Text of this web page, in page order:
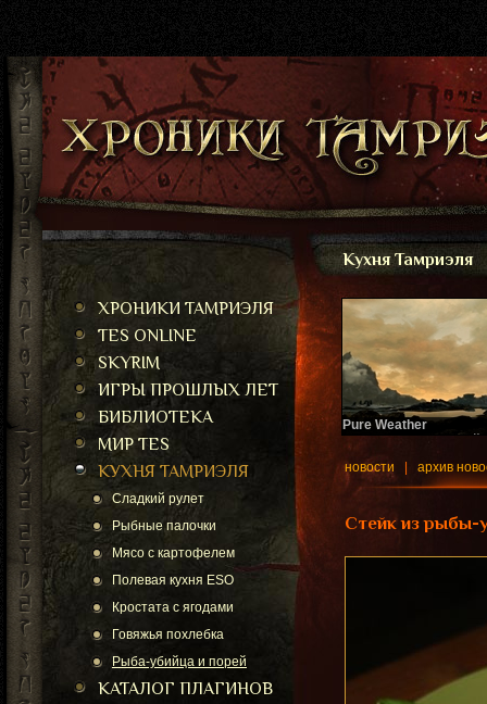
ХРОНИКИ ТАМРИЭЛЯ
TES ONLINE
SKYRIM
ИГРЫ ПРОШЛЫХ ЛЕТ
БИБЛИОТЕКА
МИР TES
КУХНЯ ТАМРИЭЛЯ
Сладкий рулет
Рыбные палочки
Мясо с картофелем
Полевая кухня ESO
Кростата с ягодами
Говяжья похлебка
Рыба-убийца и порей
КАТАЛОГ ПЛАГИНОВ
Кухня Тамриэля
Pure Weather
Еще один глобальный
плагин.
новости архив
Стейк из рыбы-